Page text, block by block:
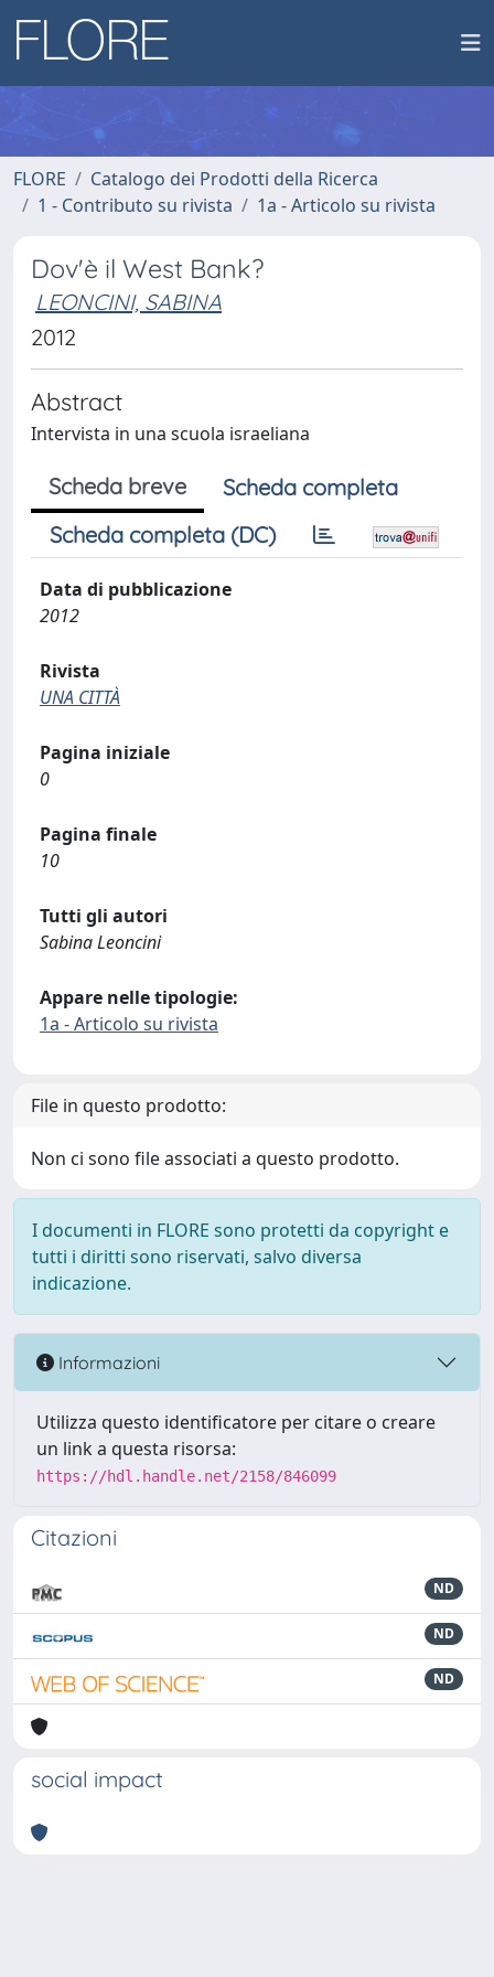
FLORE
Catalogo dei Prodotti della Ricerca
1 - Contributo su rivista
1a - Articolo su rivista
Dov'è il West Bank?
LEONCINI, SABINA
2012
Abstract
Intervista in una scuola israeliana
Scheda breve
Scheda completa
Scheda completa (DC)
Data di pubblicazione
2012
Rivista
UNA CITTÀ
Pagina iniziale
0
Pagina finale
10
Tutti gli autori
Sabina Leoncini
Appare nelle tipologie:
1a - Articolo su rivista
File in questo prodotto:
Non ci sono file associati a questo prodotto.
I documenti in FLORE sono protetti da copyright e
tutti i diritti sono riservati, salvo diversa
indicazione.
Informazioni
Utilizza questo identificatore per citare o creare
un link a questa risorsa:
https://hdl.handle.net/2158/846099
Citazioni
ND
ND
ND
social impact